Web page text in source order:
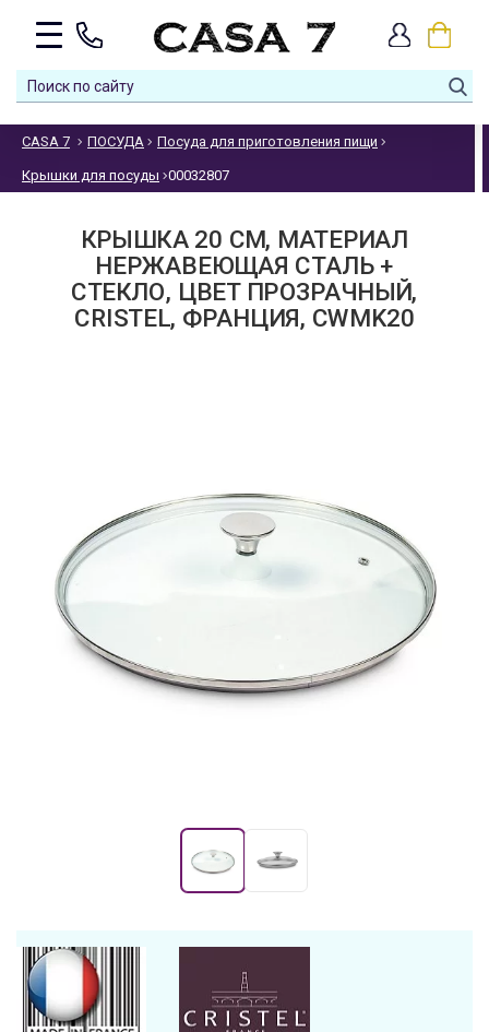
CASA 7 ПОСУДА Посуда для приготовления пищи
Крышки для посуды 00032807
КРЫШКА 20 СМ, МАТЕРИАЛ
НЕРЖАВЕЮЩАЯ СТАЛЬ +
СТЕКЛО, ЦВЕТ ПРОЗРАЧНЫЙ,
CRISTEL, ФРАНЦИЯ, CWMK20